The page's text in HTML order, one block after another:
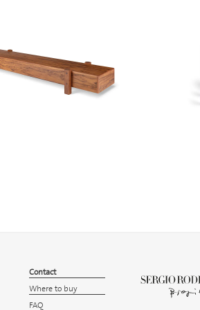
Contact
Where to buy
FAQ